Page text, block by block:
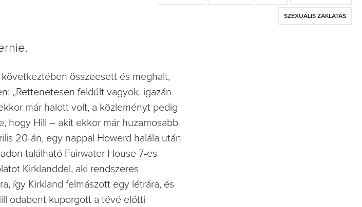
SZEXUÁLIS ZAKLATÁS
összeesett és meghalt,
„Rettenetesen feldúlt vagyok, igazán
már halott volt, a közleményt pedig
hogy Hill – akit ekkor már huzamosabb
20-án, egy nappal Howerd halála után
található Fairwater House 7-es
Kirklanddel, aki rendszeres
így Kirkland felmászott egy létrára, és
odabent kuporgott a tévé előtti